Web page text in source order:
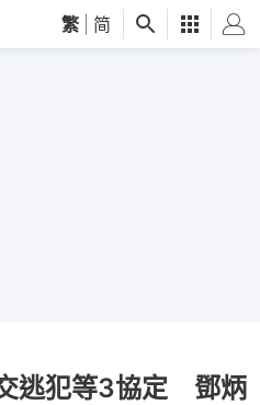
繁 简
逃犯等3協定 鄧炳